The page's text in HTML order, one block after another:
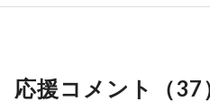
応援コメント（37